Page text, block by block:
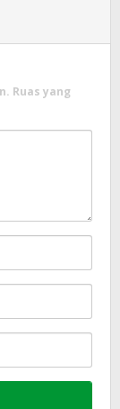
Ruas yang